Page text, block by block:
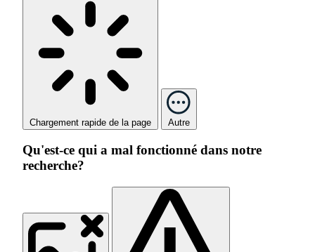
Chargement rapide de la page Autre
Qu'est-ce qui a mal fonctionné dans notre
recherche?